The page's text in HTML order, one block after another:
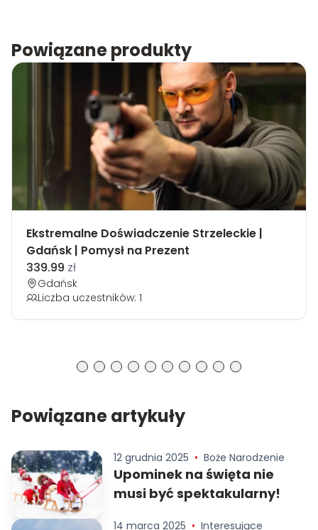
Powiązane produkty
Ekstremalne Doświadczenie Strzeleckie |
Gdańsk | Pomysł na Prezent
339.99 zł
Gdańsk
Liczba uczestników: 1
Powiązane artykuły
12 grudnia 2025 • Boże Narodzenie
Upominek na święta nie
musi być spektakularny!
14 marca 2025 • Interesujące